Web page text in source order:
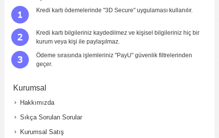
Kredi kartı ödemelerinde "3D Secure" uygulaması kullanılır.
Kredi kartı bilgileriniz kaydedilmez ve kişisel bilgileriniz hiç bir
kurum veya kişi ile paylaşılmaz.
Ödeme sırasında işlemleriniz "PayU" güvenlik filtrelerinden
geçer.
Kurumsal
Hakkımızda
Sıkça Sorulan Sorular
Kurumsal Satış